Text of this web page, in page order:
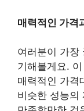
매력적인 가격
여러분이 가장
기해볼게요.
매력적인 가격
비슷한 성능의